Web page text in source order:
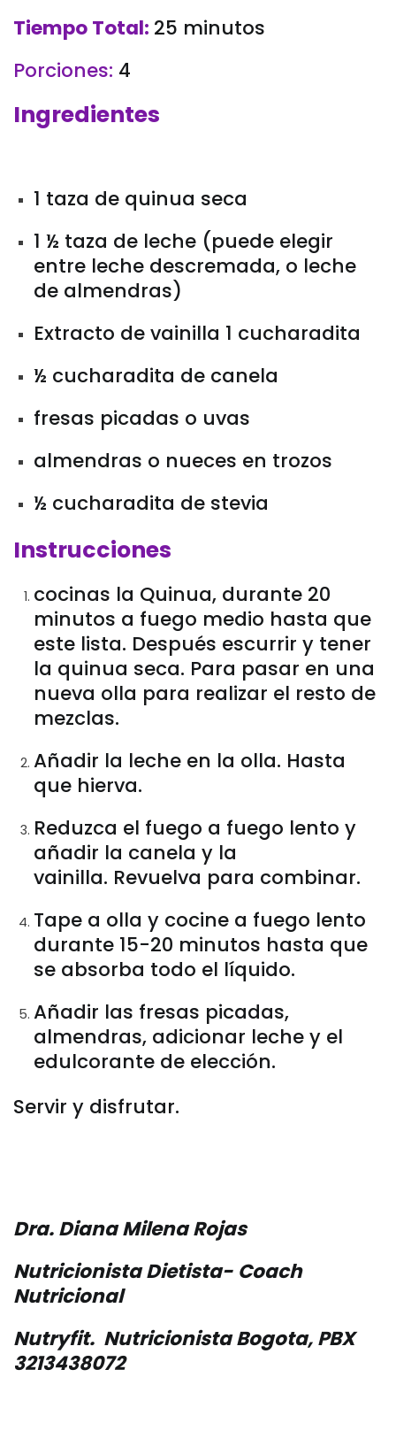
Tiempo Total: 25 minutos
Porciones: 4
Ingredientes
1 taza de quinua seca
1 ½ taza de leche (puede elegir
entre leche descremada, o leche
de almendras)
Extracto de vainilla 1 cucharadita
½ cucharadita de canela
fresas picadas o uvas
almendras o nueces en trozos
½ cucharadita de stevia
Instrucciones
cocinas la Quinua, durante 20
minutos a fuego medio hasta que
este lista. Después escurrir y tener
la quinua seca. Para pasar en una
nueva olla para realizar el resto de
mezclas.
Añadir la leche en la olla. Hasta
que hierva.
Reduzca el fuego a fuego lento y
añadir la canela y la
vainilla. Revuelva para combinar.
Tape a olla y cocine a fuego lento
durante 15-20 minutos hasta que
se absorba todo el líquido.
Añadir las fresas picadas,
almendras, adicionar leche y el
edulcorante de elección.
Servir y disfrutar.
Dra. Diana Milena Rojas
Nutricionista Dietista- Coach
Nutricional
Nutryfit. Nutricionista Bogota, PBX
3213438072